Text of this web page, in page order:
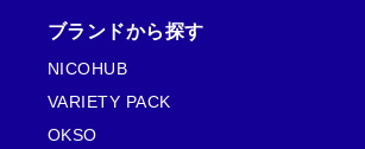
ブランドから探す
NICOHUB
VARIETY PACK
OKSO